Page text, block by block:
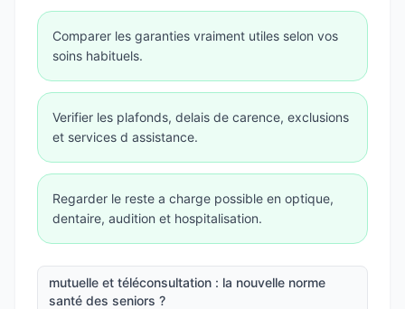
Comparer les garanties vraiment utiles selon vos
soins habituels.
Verifier les plafonds, delais de carence, exclusions
et services d assistance.
Regarder le reste a charge possible en optique,
dentaire, audition et hospitalisation.
mutuelle et téléconsultation : la nouvelle norme
santé des seniors ?